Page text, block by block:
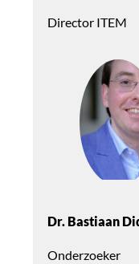
Director ITEM
Dr. Bastiaan
Onderzoeker